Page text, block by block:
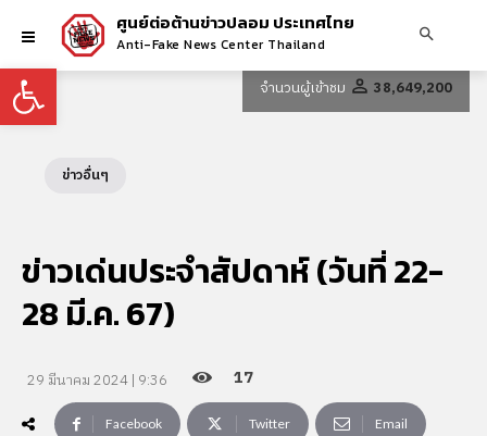
Open toolbar
ศูนย์ต่อต้านข่าวปลอม ประเทศไทย
Anti-Fake News Center Thailand
จำนวนผู้เข้าชม 38,649,200
ข่าวอื่นๆ
ข่าวเด่นประจำสัปดาห์ (วันที่ 22-
28 มี.ค. 67)
29 มีนาคม 2024 | 9:36 17
Facebook Twitter Email